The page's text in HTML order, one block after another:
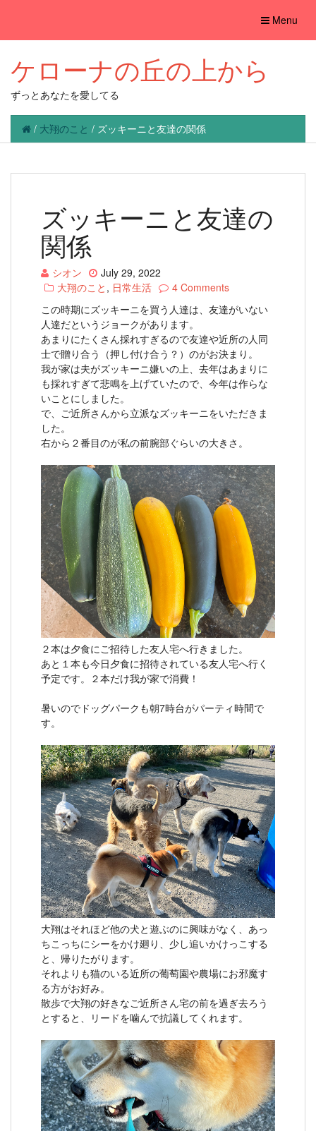
Toggle
Menu
ケローナの丘の上から
ずっとあなたを愛してる
/ 大翔のこと / ズッキーニと友達の関係
ズッキーニと友達の
関係
シオン
July 29, 2022
大翔のこと , 日常生活
4 Comments
この時期にズッキーニを買う人達は、友達がいない
人達だというジョークがあります。
あまりにたくさん採れすぎるので友達や近所の人同
士で贈り合う（押し付け合う？）のがお決まり。
我が家は夫がズッキーニ嫌いの上、去年はあまりに
も採れすぎて悲鳴を上げていたので、今年は作らな
いことにしました。
で、ご近所さんから立派なズッキーニをいただきま
した。
右から２番目のが私の前腕部ぐらいの大きさ。
２本は夕食にご招待した友人宅へ行きました。
あと１本も今日夕食に招待されている友人宅へ行く
予定です。２本だけ我が家で消費！
暑いのでドッグパークも朝7時台がパーティ時間で
す。
大翔はそれほど他の犬と遊ぶのに興味がなく、あっ
ちこっちにシーをかけ廻り、少し追いかけっこする
と、帰りたがります。
それよりも猫のいる近所の葡萄園や農場にお邪魔す
る方がお好み。
散歩で大翔の好きなご近所さん宅の前を過ぎ去ろう
とすると、リードを噛んで抗議してくれます。